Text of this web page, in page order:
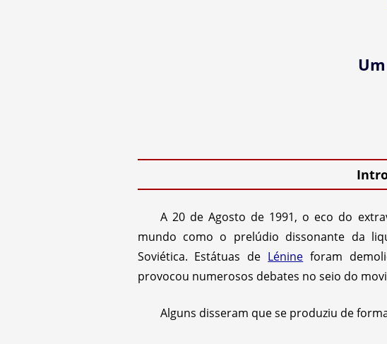
A 20 de Agosto de 1991, o eco do
mundo como o prelúdio dissonante da
Soviética. Estátuas de Lénine foram
provocou numerosos debates no seio do
Alguns disseram que se produziu de